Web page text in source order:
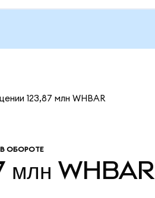
123,87 млн WHBAR
ОБОРОТЕ
млн WHBAR